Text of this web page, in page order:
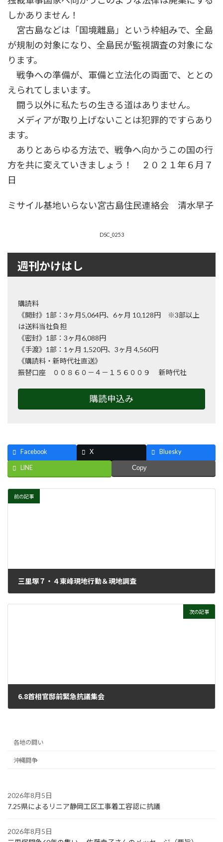
しかありません！
宮古島などは「国境離島」という枠組みで、全島
が規制の対象になり、全島民が監視調査の対象にな
ります。
戦争への準備が、軍備と立法化の両面で、ととの
えられてしまいます。
闘う以外に私たちの生きる道はありません。
メディアが取り上げないことは犯罪的ですらあり
ます。
ありとあらゆる方法で、戦争へ向かうこの国の行
方を共に変えていきましょう！ ２０２１年６月７
日
ミサイル基地いらない宮古島住民連絡会 清水早子
DSC_0253
週刊かけはし
購読料
《開封》1部：3ヶ月5,064円、6ヶ月 10,128円 ※3部以上
は送料当社負担
《密封》1部：3ヶ月6,088円
《手渡》1部：1ヶ月 1,520円、3ヶ月 4,560円
《購読料・新時代社直送》
振替口座 ００８６０－４－１５６００９ 新時代社
購読申込み
Facebook X Bluesky
LINE Copy
前の記事
三里塚７・４東峰現地行動＆現地調査
次の記事
6.8首相官邸前緊急抗議集会
各地の闘い
沖縄闘争
2026年8月5日
7.25県によるリニア静岡工区工事着工容認に抗議
2026年8月5日